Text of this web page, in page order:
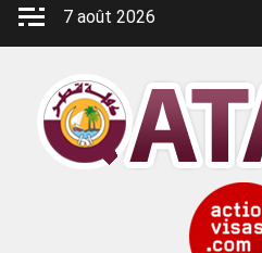
Aller
7 août 2026